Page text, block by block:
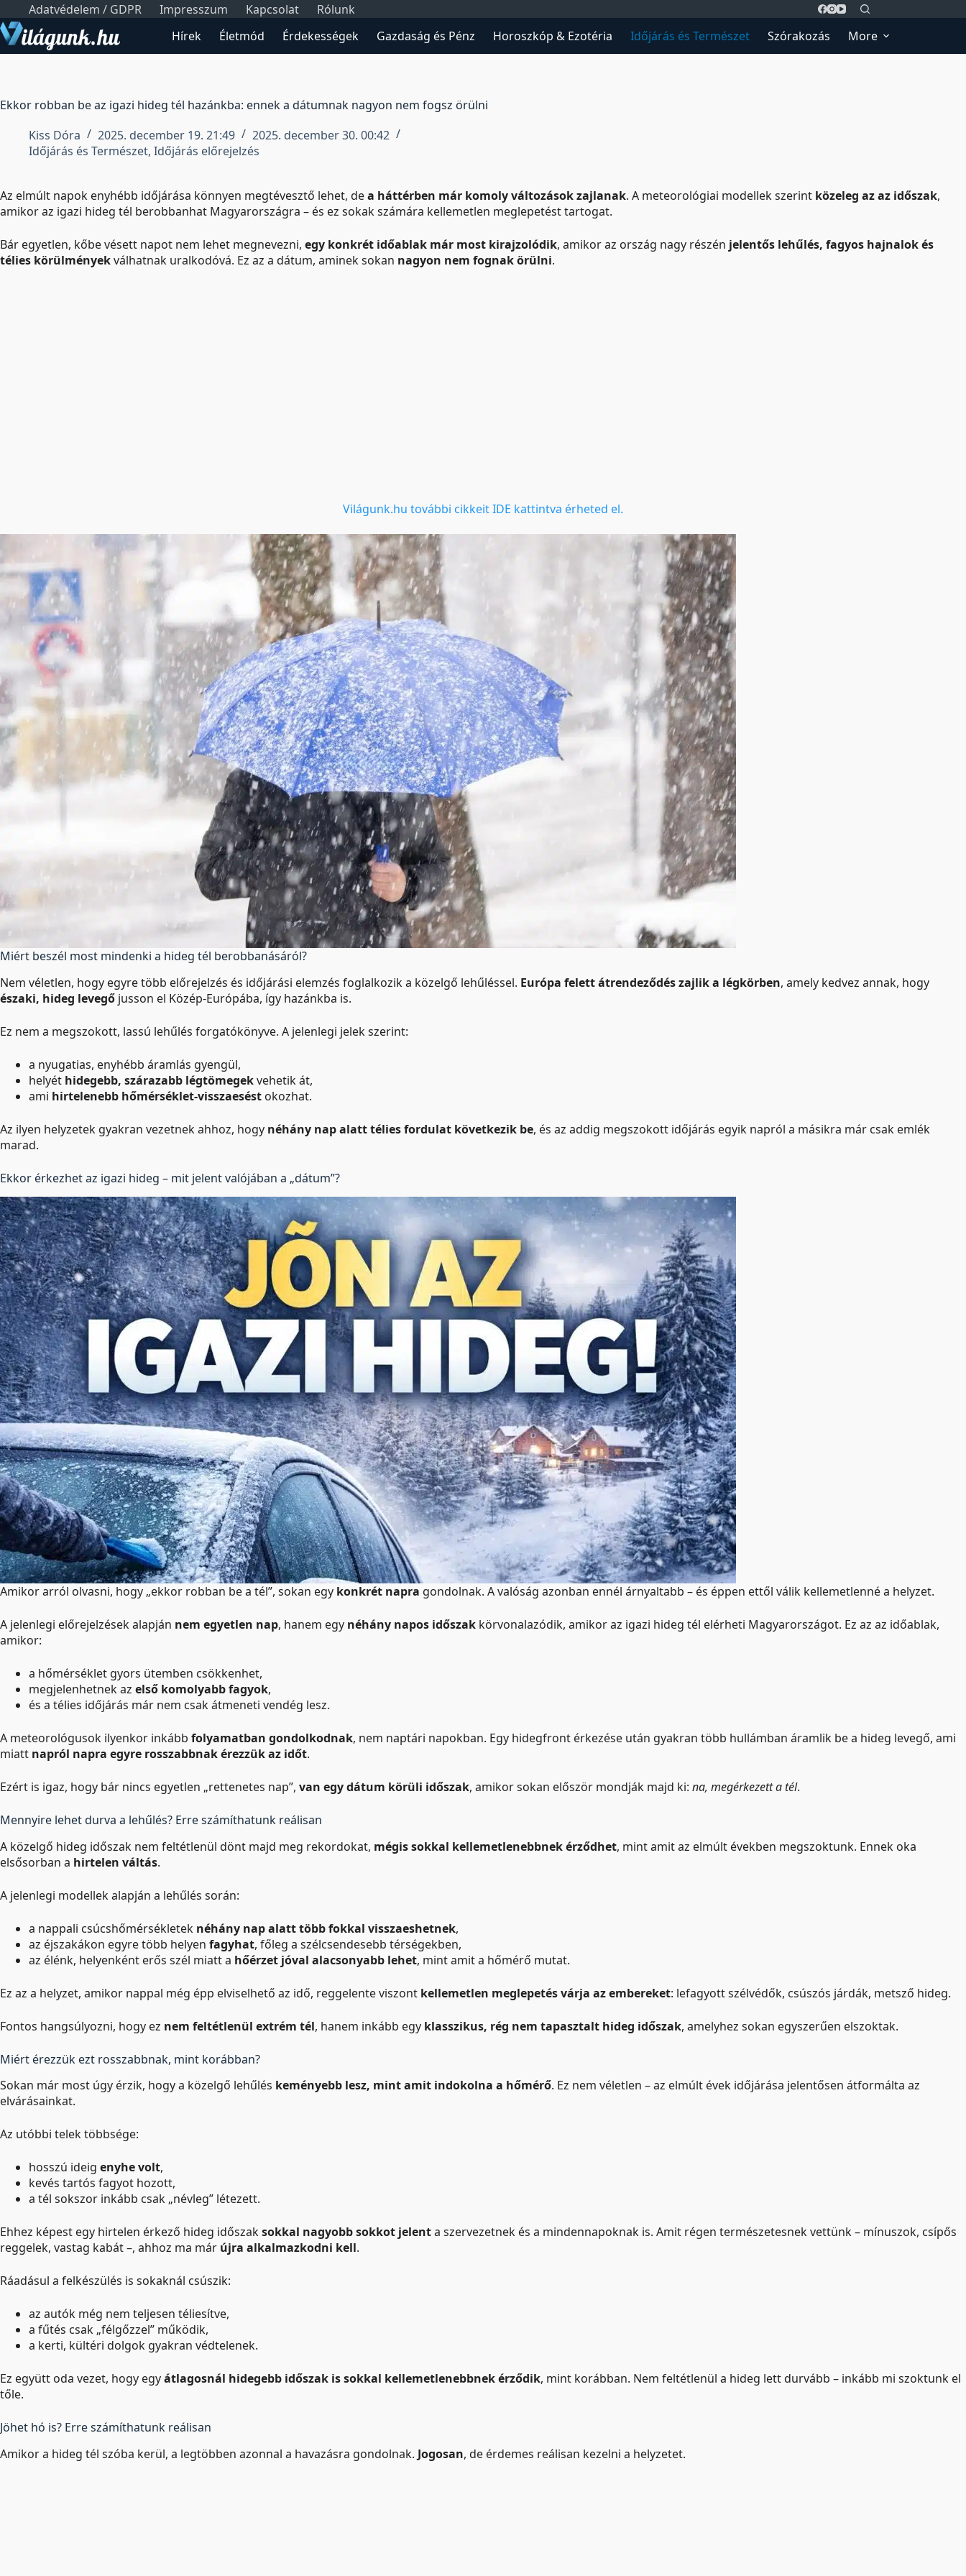
to
content
Adatvédelem / GDPR Impresszum Kapcsolat
Rólunk
Hírek
Életmód Érdekességek Gazdaság és Pénz Horoszkóp & Ezotéria Időjárás és Természet Szórakozás More
Ekkor robban be az igazi hideg tél hazánkba: ennek a dátumnak nagyon nem fogsz örülni
Kiss Dóra
2025. december 19. 21:49
2025. december 30. 00:42
Időjárás és Természet, Időjárás előrejelzés
Az elmúlt napok enyhébb időjárása könnyen megtévesztő lehet, dea háttérben már komoly változások zajlanak. A meteorológiai modellek szerint közeleg az az időszak,
amikor az igazi hideg tél berobbanhat Magyarországra – és ez sokak számára kellemetlen meglepetést tartogat.
Bár egyetlen, kőbe vésett napot nem lehet megnevezni, egy konkrét időablak már most kirajzolódik, amikor az ország nagy részén jelentős lehűlés, fagyos hajnalok és
télies körülményekválhatnak uralkodóvá. Ez az a dátum, aminek sokan nagyon nem fognak örülni.
Világunk.hu további cikkeit IDE kattintva érheted el.
Miért beszél most mindenki a hideg tél berobbanásáról?
Nem véletlen, hogy egyre több előrejelzés és időjárási elemzés foglalkozik a közelgő lehűléssel. Európa felett átrendeződés zajlik a légkörben, amely kedvez annak, hogy
északi, hideg levegő jusson el Közép-Európába, így hazánkba is.
Ez nem a megszokott, lassú lehűlés forgatókönyve. A jelenlegi jelek szerint:
a nyugatias, enyhébb áramlás gyengül,
helyét hidegebb, szárazabb légtömegekvehetik át,
ami hirtelenebb hőmérséklet-visszaesést okozhat.
Az ilyen helyzetek gyakran vezetnek ahhoz, hogy néhány nap alatt télies fordulat következik be, és az addig megszokott időjárás egyik napról a másikra már csak emlék
marad.
Ekkor érkezhet az igazi hideg – mit jelent valójában a „dátum”?
Amikor arról olvasni, hogy „ekkor robban be a tél”, sokan egy konkrét napra gondolnak. A valóság azonban ennél árnyaltabb – és éppen ettől válik kellemetlenné a helyzet.
A jelenlegi előrejelzések alapján nem egyetlen nap, hanem egy néhány napos időszak körvonalazódik, amikor az igazi hideg tél elérheti Magyarországot. Ez az az időablak,
amikor:
a hőmérséklet gyors ütemben csökkenhet,
megjelenhetnek az első komolyabb fagyok,
és a télies időjárás már nem csak átmeneti vendég lesz.
A meteorológusok ilyenkor inkább folyamatban gondolkodnak, nem naptári napokban. Egy hidegfront érkezése után gyakran több hullámban áramlik be a hideg levegő, ami
miatt napról napra egyre rosszabbnak érezzük az időt.
Ezért is igaz, hogy bár nincs egyetlen „rettenetes nap”, van egy dátum körüli időszak, amikor sokan először mondják majd ki: na, megérkezett a tél.
Mennyire lehet durva a lehűlés? Erre számíthatunk reálisan
A közelgő hideg időszak nem feltétlenül dönt majd meg rekordokat, mégis sokkal kellemetlenebbnek érződhet, mint amit az elmúlt években megszoktunk. Ennek oka
elsősorban a hirtelen váltás.
A jelenlegi modellek alapján a lehűlés során:
a nappali csúcshőmérsékletek néhány nap alatt több fokkal visszaeshetnek,
az éjszakákon egyre több helyen fagyhat, főleg a szélcsendesebb térségekben,
az élénk, helyenként erős szél miatt a hőérzet jóval alacsonyabb lehet, mint amit a hőmérő mutat.
Ez az a helyzet, amikor nappal még épp elviselhető az idő, reggelente viszont kellemetlen meglepetés várja az embereket: lefagyott szélvédők, csúszós járdák, metsző hideg.
Fontos hangsúlyozni, hogy ez nem feltétlenül extrém tél, hanem inkább egy klasszikus, rég nem tapasztalt hideg időszak, amelyhez sokan egyszerűen elszoktak.
Miért érezzük ezt rosszabbnak, mint korábban?
Sokan már most úgy érzik, hogy a közelgő lehűlés keményebb lesz, mint amit indokolna a hőmérő. Ez nem véletlen – az elmúlt évek időjárása jelentősen átformálta az
elvárásainkat.
Az utóbbi telek többsége:
hosszú ideig enyhe volt,
kevés tartós fagyot hozott,
a tél sokszor inkább csak „névleg” létezett.
Ehhez képest egy hirtelen érkező hideg időszaksokkal nagyobb sokkot jelenta szervezetnek és a mindennapoknak is. Amit régen természetesnek vettünk – mínuszok, csípős
reggelek, vastag kabát –, ahhoz ma már újra alkalmazkodni kell.
Ráadásul a felkészülés is sokaknál csúszik:
az autók még nem teljesen téliesítve,
a fűtés csak „félgőzzel” működik,
a kerti, kültéri dolgok gyakran védtelenek.
Ez együtt oda vezet, hogy egyátlagosnál hidegebb időszak is sokkal kellemetlenebbnek érződik, mint korábban. Nem feltétlenül a hideg lett durvább – inkább mi szoktunk el
tőle.
Jöhet hó is? Erre számíthatunk reálisan
Amikor a hideg tél szóba kerül, a legtöbben azonnal a havazásra gondolnak. Jogosan, de érdemes reálisan kezelni a helyzetet.